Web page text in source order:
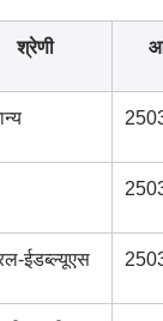
श्रेणी
ईडब्ल्यूएस